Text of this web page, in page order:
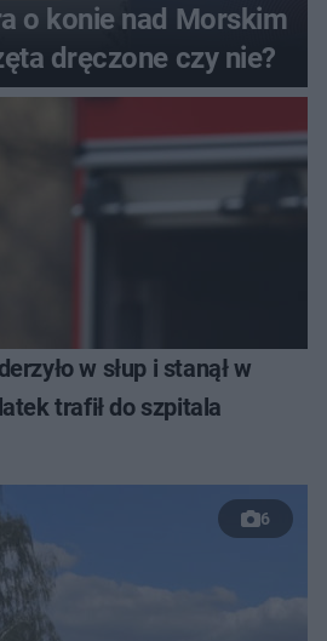
o konie nad Morskim
dręczone czy nie?
w słup i stanął w
trafił do szpitala
6